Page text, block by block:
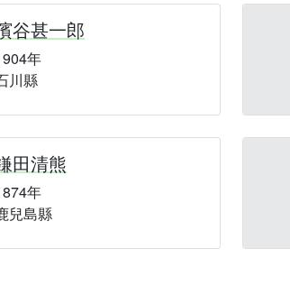
谷甚一郎
年
川縣
田清熊
年
兒島縣